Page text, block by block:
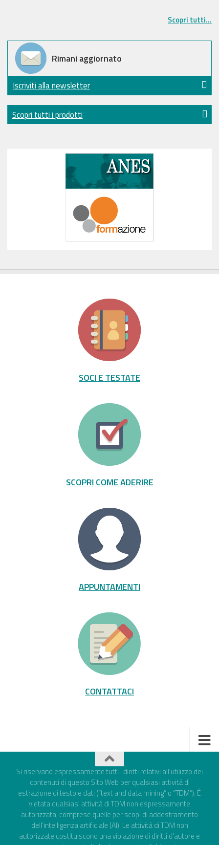
Scopri tutti...
Rimani aggiornato
Iscriviti alla newsletter
Scopri tutti i prodotti
SOCI E TESTATE
SCOPRI COME ADERIRE
APPUNTAMENTI
CONTATTACI
Si riservano espressamente tutti i diritti relativi all’utilizzo dei
contenuti di questo Sito Web per qualsiasi attività di
estrazione di testo e dati (“text and data mining” o “TDM”). È
vietata qualsiasi attività di TDM non espressamente
autorizzata, comprese quelle per scopi di addestramento
dell’intelligenza artificiale (AI). Le attività di TDM non
autorizzate costituiscono una violazione di diritti d’autore e